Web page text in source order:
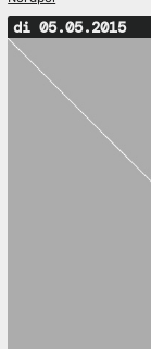
di 05.05.2015